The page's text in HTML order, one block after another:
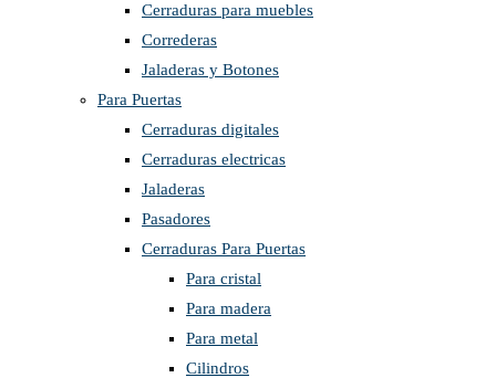
Cerraduras para muebles
Correderas
Jaladeras y Botones
Para Puertas
Cerraduras digitales
Cerraduras electricas
Jaladeras
Pasadores
Cerraduras Para Puertas
Para cristal
Para madera
Para metal
Cilindros